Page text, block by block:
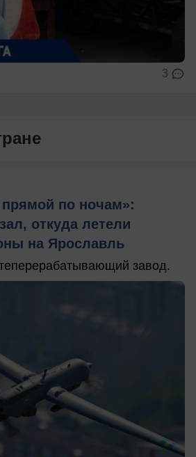
3
по ночам»:
откуда летели
на Ярославль
завод.